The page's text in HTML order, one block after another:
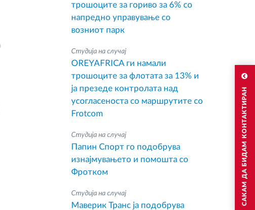
САКАМ ДА БИДАМ КОНТАКТИРАН
трошоците за гориво за 6% со
напредно управување со
возниот парк
Студија на случај
OREYAFRICA ги намали
трошоците за флотата за 13% и
ја презеде контролата над
усогласеноста со маршрутите со
Frotcom
Студија на случај
Папин Спорт го подобрува
изнајмувањето и помошта со
Фротком
Студија на случај
Маверик Транс ја подобрува